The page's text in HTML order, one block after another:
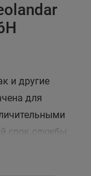
и другие
для
срок службы,
покрытии,